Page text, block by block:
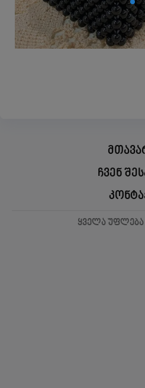
ჩვენ
ყველა